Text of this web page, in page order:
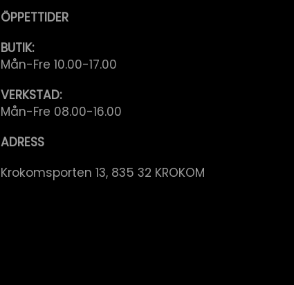
ÖPPETTIDER
BUTIK:
Mån-Fre 10.00-17.00
VERKSTAD:
Mån-Fre 08.00-16.00
ADRESS
Krokomsporten 13, 835 32 KROKOM